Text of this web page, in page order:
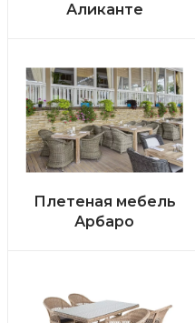
Аликанте
Плетеная мебель
Арбаро